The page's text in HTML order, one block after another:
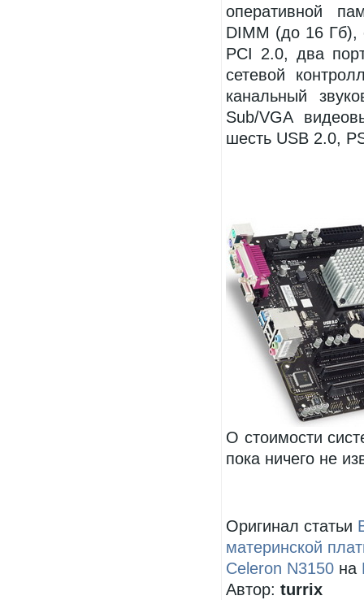
оперативной
DIMM (до 16 Гб),
PCI 2.0, два
сетевой
канальный
Sub/VGA
шесть USB 2.0,
О стоимости
пока ничего не
Оригинал статьи
материнской
Celeron N3150 на
Автор: turrix